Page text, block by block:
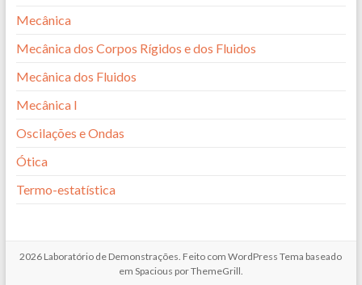
Mecânica
Mecânica dos Corpos Rígidos e dos Fluidos
Mecânica dos Fluidos
Mecânica I
Oscilações e Ondas
Ótica
Termo-estatística
2026 Laboratório de Demonstrações . Feito comWordPress Tema baseado
em Spacious porThemeGrill